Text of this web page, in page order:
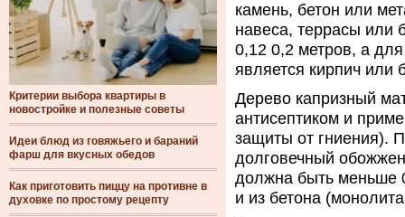
Критерии выбора квартиры в
новостройке и полезные советы
Идеи блюд из говяжьего и бараний
фарш для вкусных обедов
Как приготовить пиццу на противне в
духовке по простому рецепту
камень, бетон или
навеса, террасы или
0,12 0,2 метров, а
является кирпич или
Дерево капризный
антисептиком и
защиты от гниения).
долговечный
должна быть меньше
и из бетона